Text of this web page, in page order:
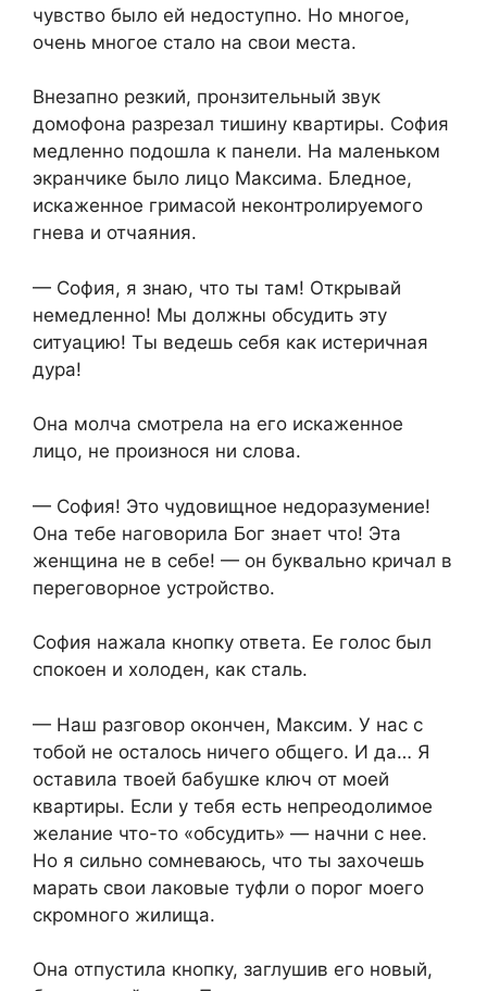
чувство было ей недоступно. Но многое,
очень многое стало на свои места.
Внезапно резкий, пронзительный звук
домофона разрезал тишину квартиры. София
медленно подошла к панели. На маленьком
экранчике было лицо Максима. Бледное,
искаженное гримасой неконтролируемого
гнева и отчаяния.
— София, я знаю, что ты там! Открывай
немедленно! Мы должны обсудить эту
ситуацию! Ты ведешь себя как истеричная
дура!
Она молча смотрела на его искаженное
лицо, не произнося ни слова.
— София! Это чудовищное недоразумение!
Она тебе наговорила Бог знает что! Эта
женщина не в себе! — он буквально кричал в
переговорное устройство.
София нажала кнопку ответа. Ее голос был
спокоен и холоден, как сталь.
— Наш разговор окончен, Максим. У нас с
тобой не осталось ничего общего. И да… Я
оставила твоей бабушке ключ от моей
квартиры. Если у тебя есть непреодолимое
желание что-то «обсудить» — начни с нее.
Но я сильно сомневаюсь, что ты захочешь
марать свои лаковые туфли о порог моего
скромного жилища.
Она отпустила кнопку, заглушив его новый,